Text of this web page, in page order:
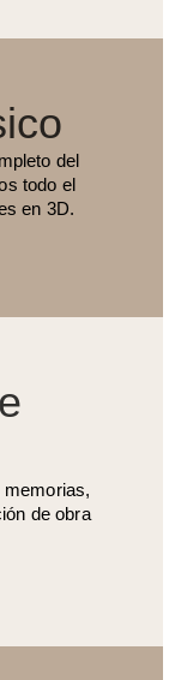
del
todo el
en 3D.
memorias,
de obra